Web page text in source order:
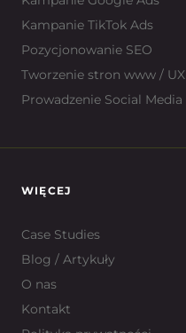
Kampanie TikTok Ads
Pozycjonowanie SEO
Tworzenie stron www / UX
Prowadzenie Social Media
WIĘCEJ
Case Studies
Blog / Artykuły
O nas
Kontakt